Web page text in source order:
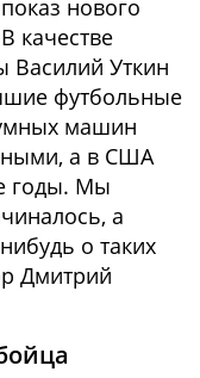
нового
качестве
Василий Уткин
футбольные
машин
а в США
годы. Мы
а
о таких
Дмитрий